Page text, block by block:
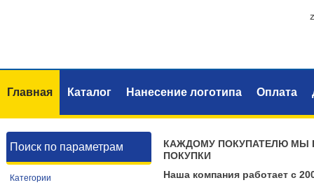
Главная Каталог Нанесение логотипа Оплата
Поиск по параметрам
Категории
КАЖДОМУ ПОКУПАТЕЛЮ МЫ
ПОКУПКИ
Наша компания работает с